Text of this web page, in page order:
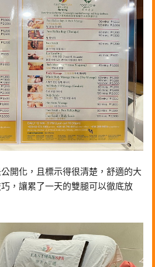
開化，且標示得很清楚，舒適的大
，讓累了一天的雙腿可以徹底放